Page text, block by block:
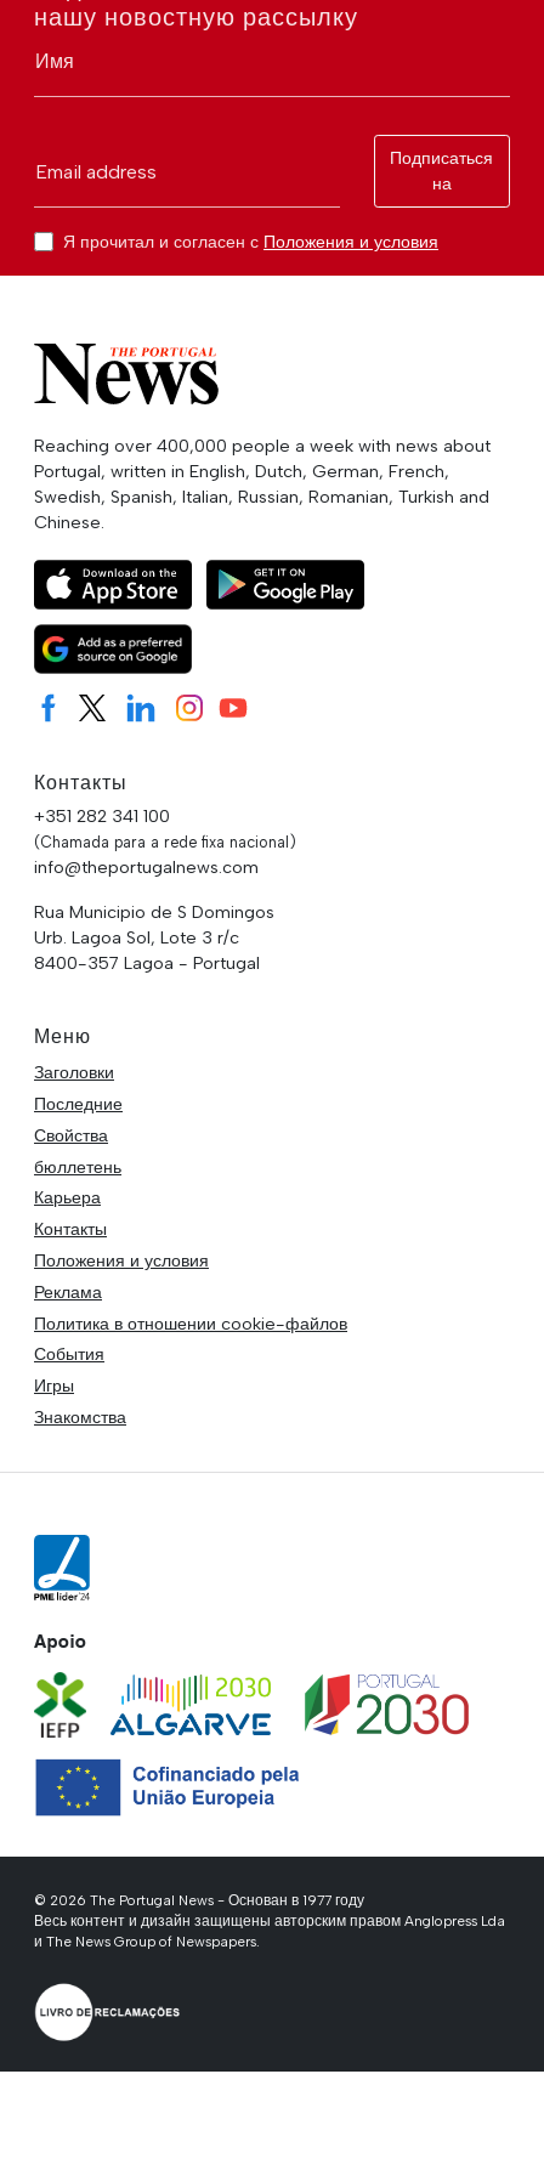
нашу новостную рассылку
Имя
Email address
Подписаться
на
Я прочитал и согласен с Положения и условия
Reaching over 400,000 people a week with news about
Portugal, written in English, Dutch, German, French,
Swedish, Spanish, Italian, Russian, Romanian, Turkish and
Chinese.
Контакты
+351 282 341 100
(Chamada para a rede fixa nacional)
info@theportugalnews.com
Rua Municipio de S Domingos
Urb. Lagoa Sol, Lote 3 r/c
8400-357 Lagoa - Portugal
Меню
Заголовки
Последние
Свойства
бюллетень
Карьера
Контакты
Положения и условия
Реклама
Политика в отношении cookie-файлов
События
Игры
Знакомства
Apoio
© 2026 The Portugal News - Основан в 1977 году
Весь контент и дизайн защищены авторским правом Anglopress Lda
и The News Group of Newspapers.